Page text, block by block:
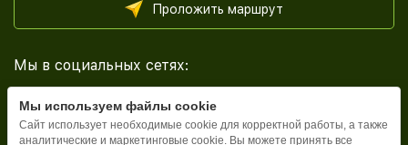
Проложить маршрут
Мы в социальных сетях:
Мы используем файлы cookie
Сайт использует необходимые cookie для корректной работы, а также
аналитические и маркетинговые cookie. Вы можете принять все